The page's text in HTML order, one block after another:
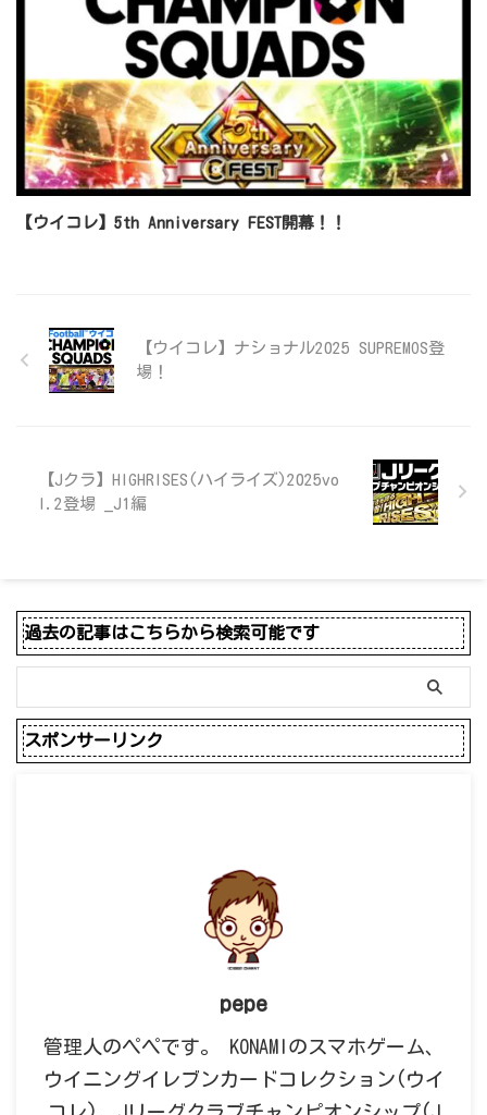
【ウイコレ】5th Anniversary FEST開幕！！
【ウイコレ】ナショナル2025 SUPREMOS登
場！
【Jクラ】HIGHRISES(ハイライズ)2025vo
l.2登場 _J1編
過去の記事はこちらから検索可能です
スポンサーリンク
pepe
管理人のペペです。 KONAMIのスマホゲーム、
ウイニングイレブンカードコレクション(ウイ